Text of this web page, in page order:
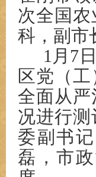
次全国
科，副市
1月7
区党（
全面从
况进行
委副书
磊，市